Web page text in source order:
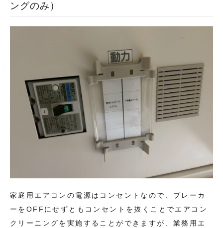
ングのみ）
家庭用エアコンの電源はコンセントなので、ブレーカ
ーをOFFにせずともコンセントを抜くことでエアコン
クリーニングを実施することができますが、業務用エ